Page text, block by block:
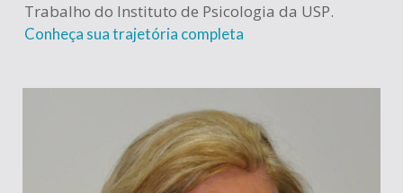
Trabalho do Instituto de Psicologia da USP.
Conheça sua trajetória completa